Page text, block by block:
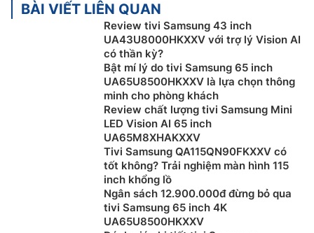
BÀI VIẾT LIÊN QUAN
Review tivi Samsung 43 inch
UA43U8000HKXXV với trợ lý Vision AI
có thần kỳ?
Bật mí lý do tivi Samsung 65 inch
UA65U8500HKXXV là lựa chọn thông
minh cho phòng khách
Review chất lượng tivi Samsung Mini
LED Vision AI 65 inch
UA65M8XHAKXXV
Tivi Samsung QA115QN90FKXXV có
tốt không? Trải nghiệm màn hình 115
inch khổng lồ
Ngân sách 12.900.000đ đừng bỏ qua
tivi Samsung 65 inch 4K
UA65U8500HKXXV